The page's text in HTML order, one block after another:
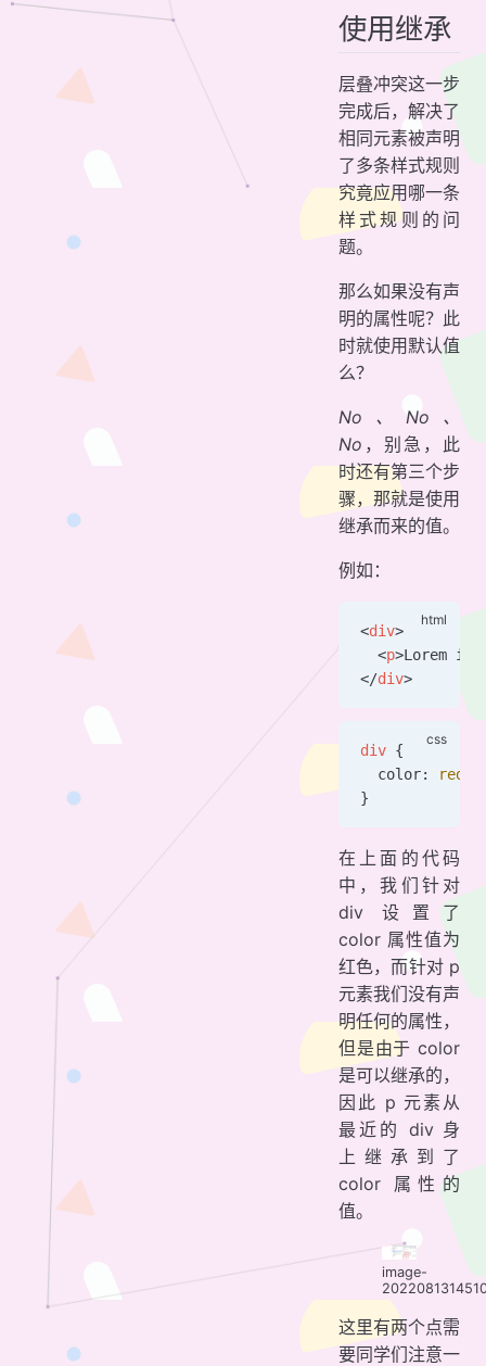
使用继承
层叠冲突这一步
完成后，解决了
相同元素被声明
了多条样式规则
究竟应用哪一条
样式规则的问
题。
那么如果没有声
明的属性呢？此
时就使用默认值
么？
No、No、
No ，别急，此
时还有第三个步
骤，那就是使用
继承而来的值。
例如：
<div>
  <
p>Lorem
</div>
div {
  color:
red
}
在上面的代码
中，我们针对
div 设置了
color 属性值为
红色，而针对 p
元素我们没有声
明任何的属性，
但是由于 color
是可以继承的，
因此 p 元素从
最近的 div 身
上继承到了
color 属性的
值。
image-
这里有两个点需
要同学们注意一